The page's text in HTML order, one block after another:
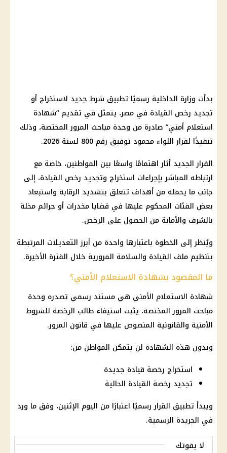
بدأت وزارة الداخلية رسميًا تطبيق شرط جديد لاستخراج أو
تجديد رخص القيادة في مصر، يتمثل في تقديم “شهادة
استعلام أمني” صادرة من وحدة مباحث المرور المختصة، وذلك
تنفيذًا لقرار اللواء محمود توفيق رقم 800 لسنة 2026.
القرار الجديد أثار اهتمامًا واسعًا بين المواطنين، خاصة مع
ارتباطه المباشر بإجراءات استخراج وتجديد رخص القيادة، إلى
جانب ما يحمله من أهداف تتعلق بتشديد الرقابة واستبعاد
بعض الفئات المحكوم عليها في قضايا مخدرات أو جرائم مخلة
بالشرف والأمانة من الحصول على الرخص.
ويُنظر إلى الخطوة باعتبارها واحدة من أبرز التعديلات المرتبطة
بتنظيم ملف القيادة والسلامة المرورية خلال الفترة الأخيرة.
ما المقصود بشهادة الاستعلام الأمني؟
شهادة الاستعلام الأمني هي مستند رسمي تصدره وحدة
مباحث المرور المختصة، يثبت استيفاء طالب الرخصة للشروط
الأمنية والقانونية المنصوص عليها في قانون المرور.
وبدون هذه الشهادة لن يتمكن المواطن من:
استخراج رخصة قيادة جديدة
تجديد رخصة القيادة الحالية
ويبدأ تطبيق القرار رسميًا اعتبارًا من اليوم الإثنين، وفق ما ورد
في الجريدة الرسمية.
لا يفوتك